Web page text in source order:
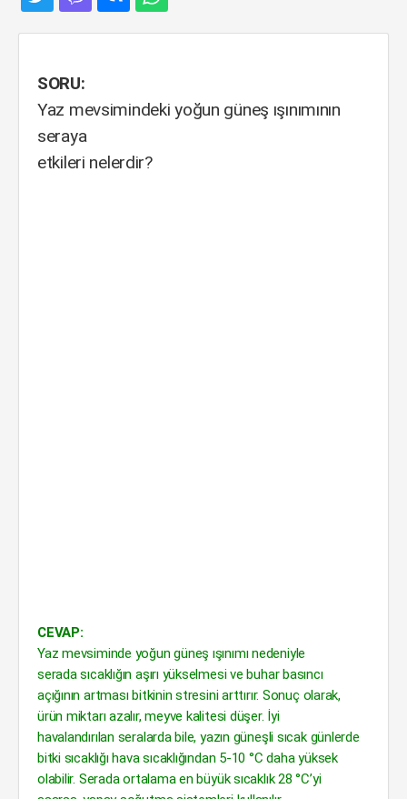
SORU:
Yaz mevsimindeki yoğun güneş ışınımının
seraya
etkileri nelerdir?
CEVAP:
Yaz mevsiminde yoğun güneş ışınımı nedeniyle
serada sıcaklığın aşırı yükselmesi ve buhar basıncı
açığının artması bitkinin stresini arttırır. Sonuç olarak,
ürün miktarı azalır, meyve kalitesi düşer. İyi
havalandırılan seralarda bile, yazın güneşli sıcak günlerde
bitki sıcaklığı hava sıcaklığından 5-10 °C daha yüksek
olabilir. Serada ortalama en büyük sıcaklık 28 °C’yi